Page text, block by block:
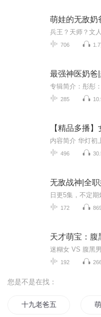
萌娃的无敌奶
706
最强神医奶爸
285
496
无敌战神|全
172
192
您是不是在找：
十九老爸五岁娃